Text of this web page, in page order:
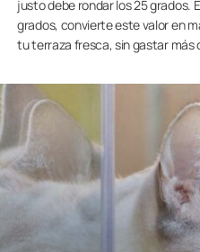
justo debe rondar los 25 grados.
grados, convierte este valor en
tu terraza fresca, sin gastar más